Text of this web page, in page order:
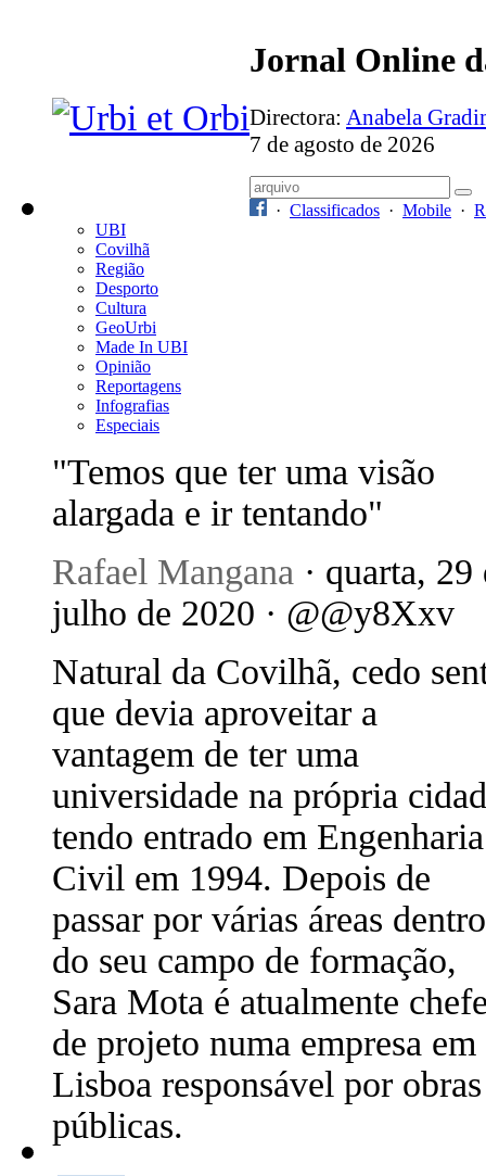
Jornal Online
Directora: Anabela
7 de agosto de 2026
· Classificados · Mobile ·
UBI
Covilhã
Região
Desporto
Cultura
GeoUrbi
Made In UBI
Opinião
Reportagens
Infografias
Especiais
"Temos que ter uma visão
alargada e ir tentando"
Rafael Mangana · quarta, 29
julho de 2020 · @@y8Xxv
Natural da Covilhã, cedo
que devia aproveitar a
vantagem de ter uma
universidade na própria
tendo entrado em Engenharia
Civil em 1994. Depois de
passar por várias áreas dentro
do seu campo de formação,
Sara Mota é atualmente
de projeto numa empresa em
Lisboa responsável por obras
públicas.